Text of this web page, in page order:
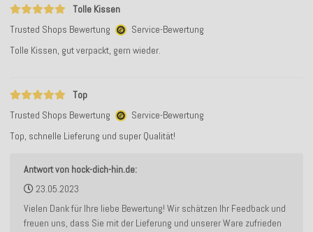
Tolle Kissen
Trusted Shops Bewertung
Service-Bewertung
Tolle Kissen, gut verpackt, gern wieder.
Top
Trusted Shops Bewertung
Service-Bewertung
Top, schnelle Lieferung und super Qualität!
Antwort von hock-dich-hin.de:
23.05.2023
Vielen Dank für Ihre liebe Bewertung! Wir schätzen Ihr Feedback und
freuen uns, dass Sie mit der Lieferung und unserer Ware zufrieden